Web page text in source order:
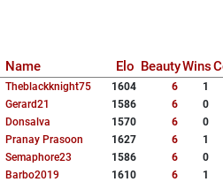
Name Elo BeautyWins
Theblackknight75 1604 6
1
Gerard21 1586 6
0
Donsalva 1570 6
0
Pranay Prasoon 1627 6
1
Semaphore23 1586 6
0
Barbo2019 1610 6
1